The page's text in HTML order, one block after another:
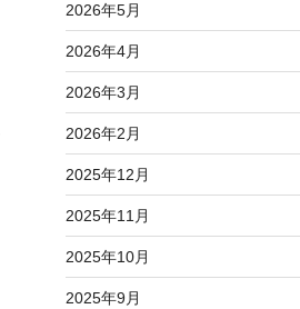
2026年5月
2026年4月
2026年3月
2026年2月
2025年12月
2025年11月
2025年10月
2025年9月